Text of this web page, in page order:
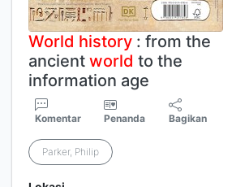
World history : from the
ancient world to the
information age
Komentar Penanda Bagikan
Parker, Philip